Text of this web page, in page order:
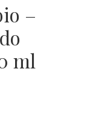
–
ml